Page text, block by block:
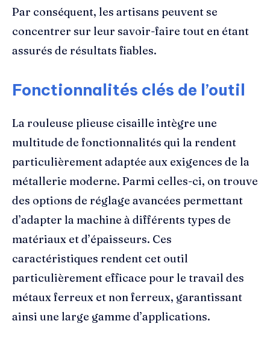
Par conséquent, les artisans peuvent se
concentrer sur leur savoir-faire tout en étant
assurés de résultats fiables.
Fonctionnalités clés de l’outil
La rouleuse plieuse cisaille intègre une
multitude de fonctionnalités qui la rendent
particulièrement adaptée aux exigences de la
métallerie moderne. Parmi celles-ci, on trouve
des options de réglage avancées permettant
d’adapter la machine à différents types de
matériaux et d’épaisseurs. Ces
caractéristiques rendent cet outil
particulièrement efficace pour le travail des
métaux ferreux et non ferreux, garantissant
ainsi une large gamme d’applications.